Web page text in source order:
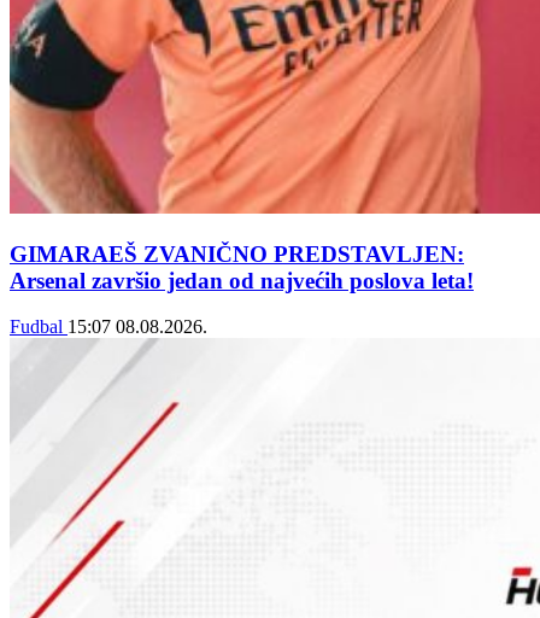
GIMARAEŠ ZVANIČNO PREDSTAVLJEN:
Arsenal završio jedan od najvećih poslova leta!
Fudbal 15:07 08.08.2026.